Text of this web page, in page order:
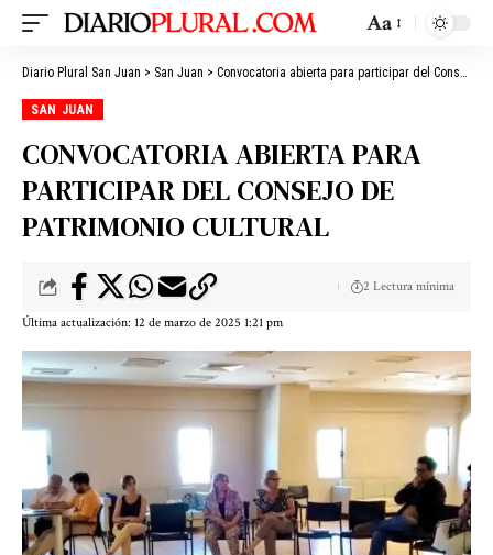
Aa
Diario Plural San Juan > San Juan > Convocatoria abierta para participar del Consejo de Patrimonio Cultural
SAN JUAN
CONVOCATORIA ABIERTA PARA
PARTICIPAR DEL CONSEJO DE
PATRIMONIO CULTURAL
Última actualización: 12 de marzo de 2025 1:21 pm
2 Lectura mínima